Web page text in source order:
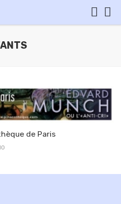
de Paris